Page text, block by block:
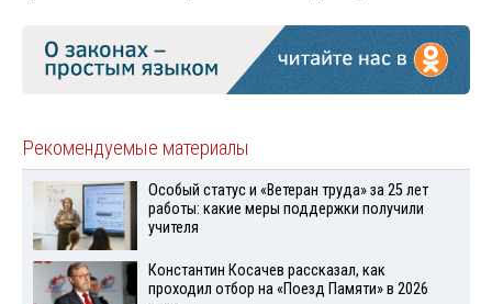
Рекомендуемые материалы
Особый статус и «Ветеран труда» за 25 лет
работы: какие меры поддержки получили
учителя
Константин Косачев рассказал, как
проходил отбор на «Поезд Памяти» в 2026